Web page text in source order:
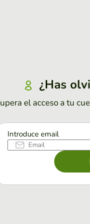
¿Has
el acceso a tu
Introduce email